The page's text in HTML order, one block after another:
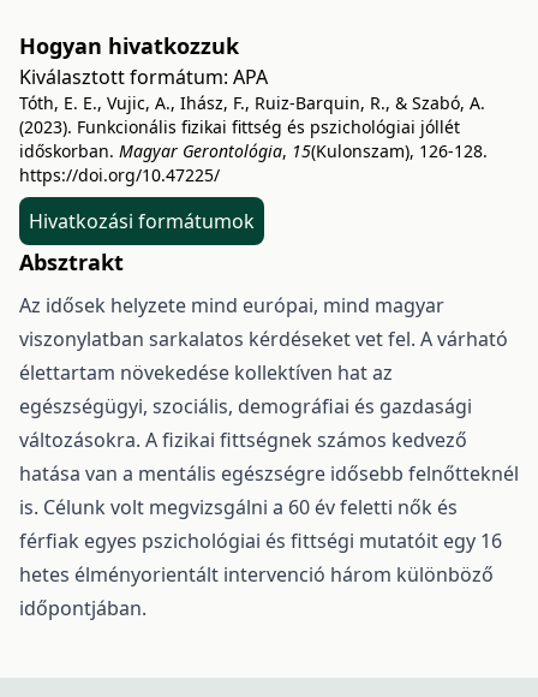
Hogyan hivatkozzuk
Kiválasztott formátum: APA
Tóth, E. E., Vujic, A., Ihász, F., Ruiz-Barquin, R., & Szabó, A.
(2023). Funkcionális fizikai fittség és pszichológiai jóllét
időskorban. Magyar Gerontológia, 15(Kulonszam), 126-128.
https://doi.org/10.47225/
Hivatkozási formátumok
Absztrakt
Az idősek helyzete mind európai, mind magyar
viszonylatban sarkalatos kérdéseket vet fel. A várható
élettartam növekedése kollektíven hat az
egészségügyi, szociális, demográfiai és gazdasági
változásokra. A fizikai fittségnek számos kedvező
hatása van a mentális egészségre idősebb felnőtteknél
is. Célunk volt megvizsgálni a 60 év feletti nők és
férfiak egyes pszichológiai és fittségi mutatóit egy 16
hetes élményorientált intervenció három különböző
időpontjában.